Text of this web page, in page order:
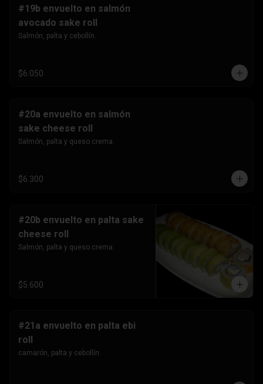
#19b envuelto en salmón
avocado sake roll
Salmón, palta y cebollín.
$6.050
#20a envuelto en salmón
sake cheese roll
Salmón, palta y queso crema.
$6.300
#20b envuelto en palta sake
cheese roll
Salmón, palta y queso crema.
$5.600
#21a envuelto en palta ebi
roll
camarón, palta y cebollín.